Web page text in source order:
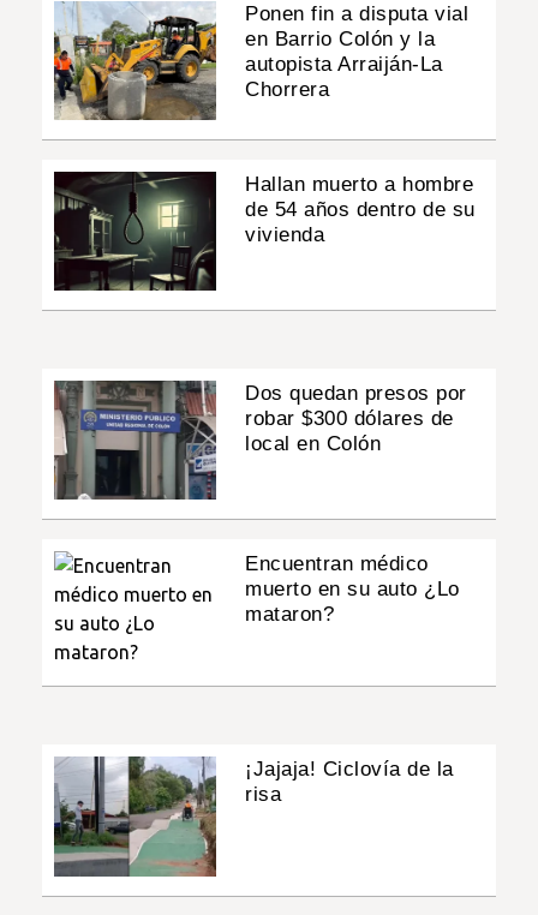
Ponen fin a disputa vial
en Barrio Colón y la
autopista Arraiján-La
Chorrera
Hallan muerto a hombre
de 54 años dentro de su
vivienda
Dos quedan presos por
robar $300 dólares de
local en Colón
Encuentran médico
muerto en su auto ¿Lo
mataron?
¡Jajaja! Ciclovía de la
risa